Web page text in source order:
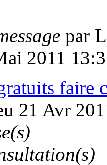
par
2011
faire
21 Avr